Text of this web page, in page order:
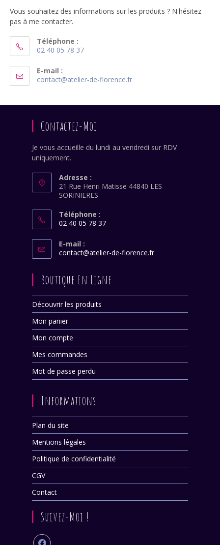
Vous souhaitez des informations sur les produits ? N'hésitez
pas à me contacter.
Téléphone :
02 40 05 78 37
dans
votre
E-mail :
contact@atelier-de-florence.frS’ouvre
application
Contactez-Moi
Je vous accueille du lundi au vendredi sur RDV
uniquement.
Adresse :
21 Rue Henri Matisse 44840 LES
SORINIERES
Téléphone :
02 40 05 78 37
dans
votre
E-mail :
contact@atelier-de-florence.frS’ouvre
Boutique En Ligne
Découvrir les produits
Mon panier
Mon compte
Mes commandes
Mot de passe perdu
Informations
Plan du site
Mentions légales
Politique de confidentialité
CGV
Contact
Suivez-Moi !